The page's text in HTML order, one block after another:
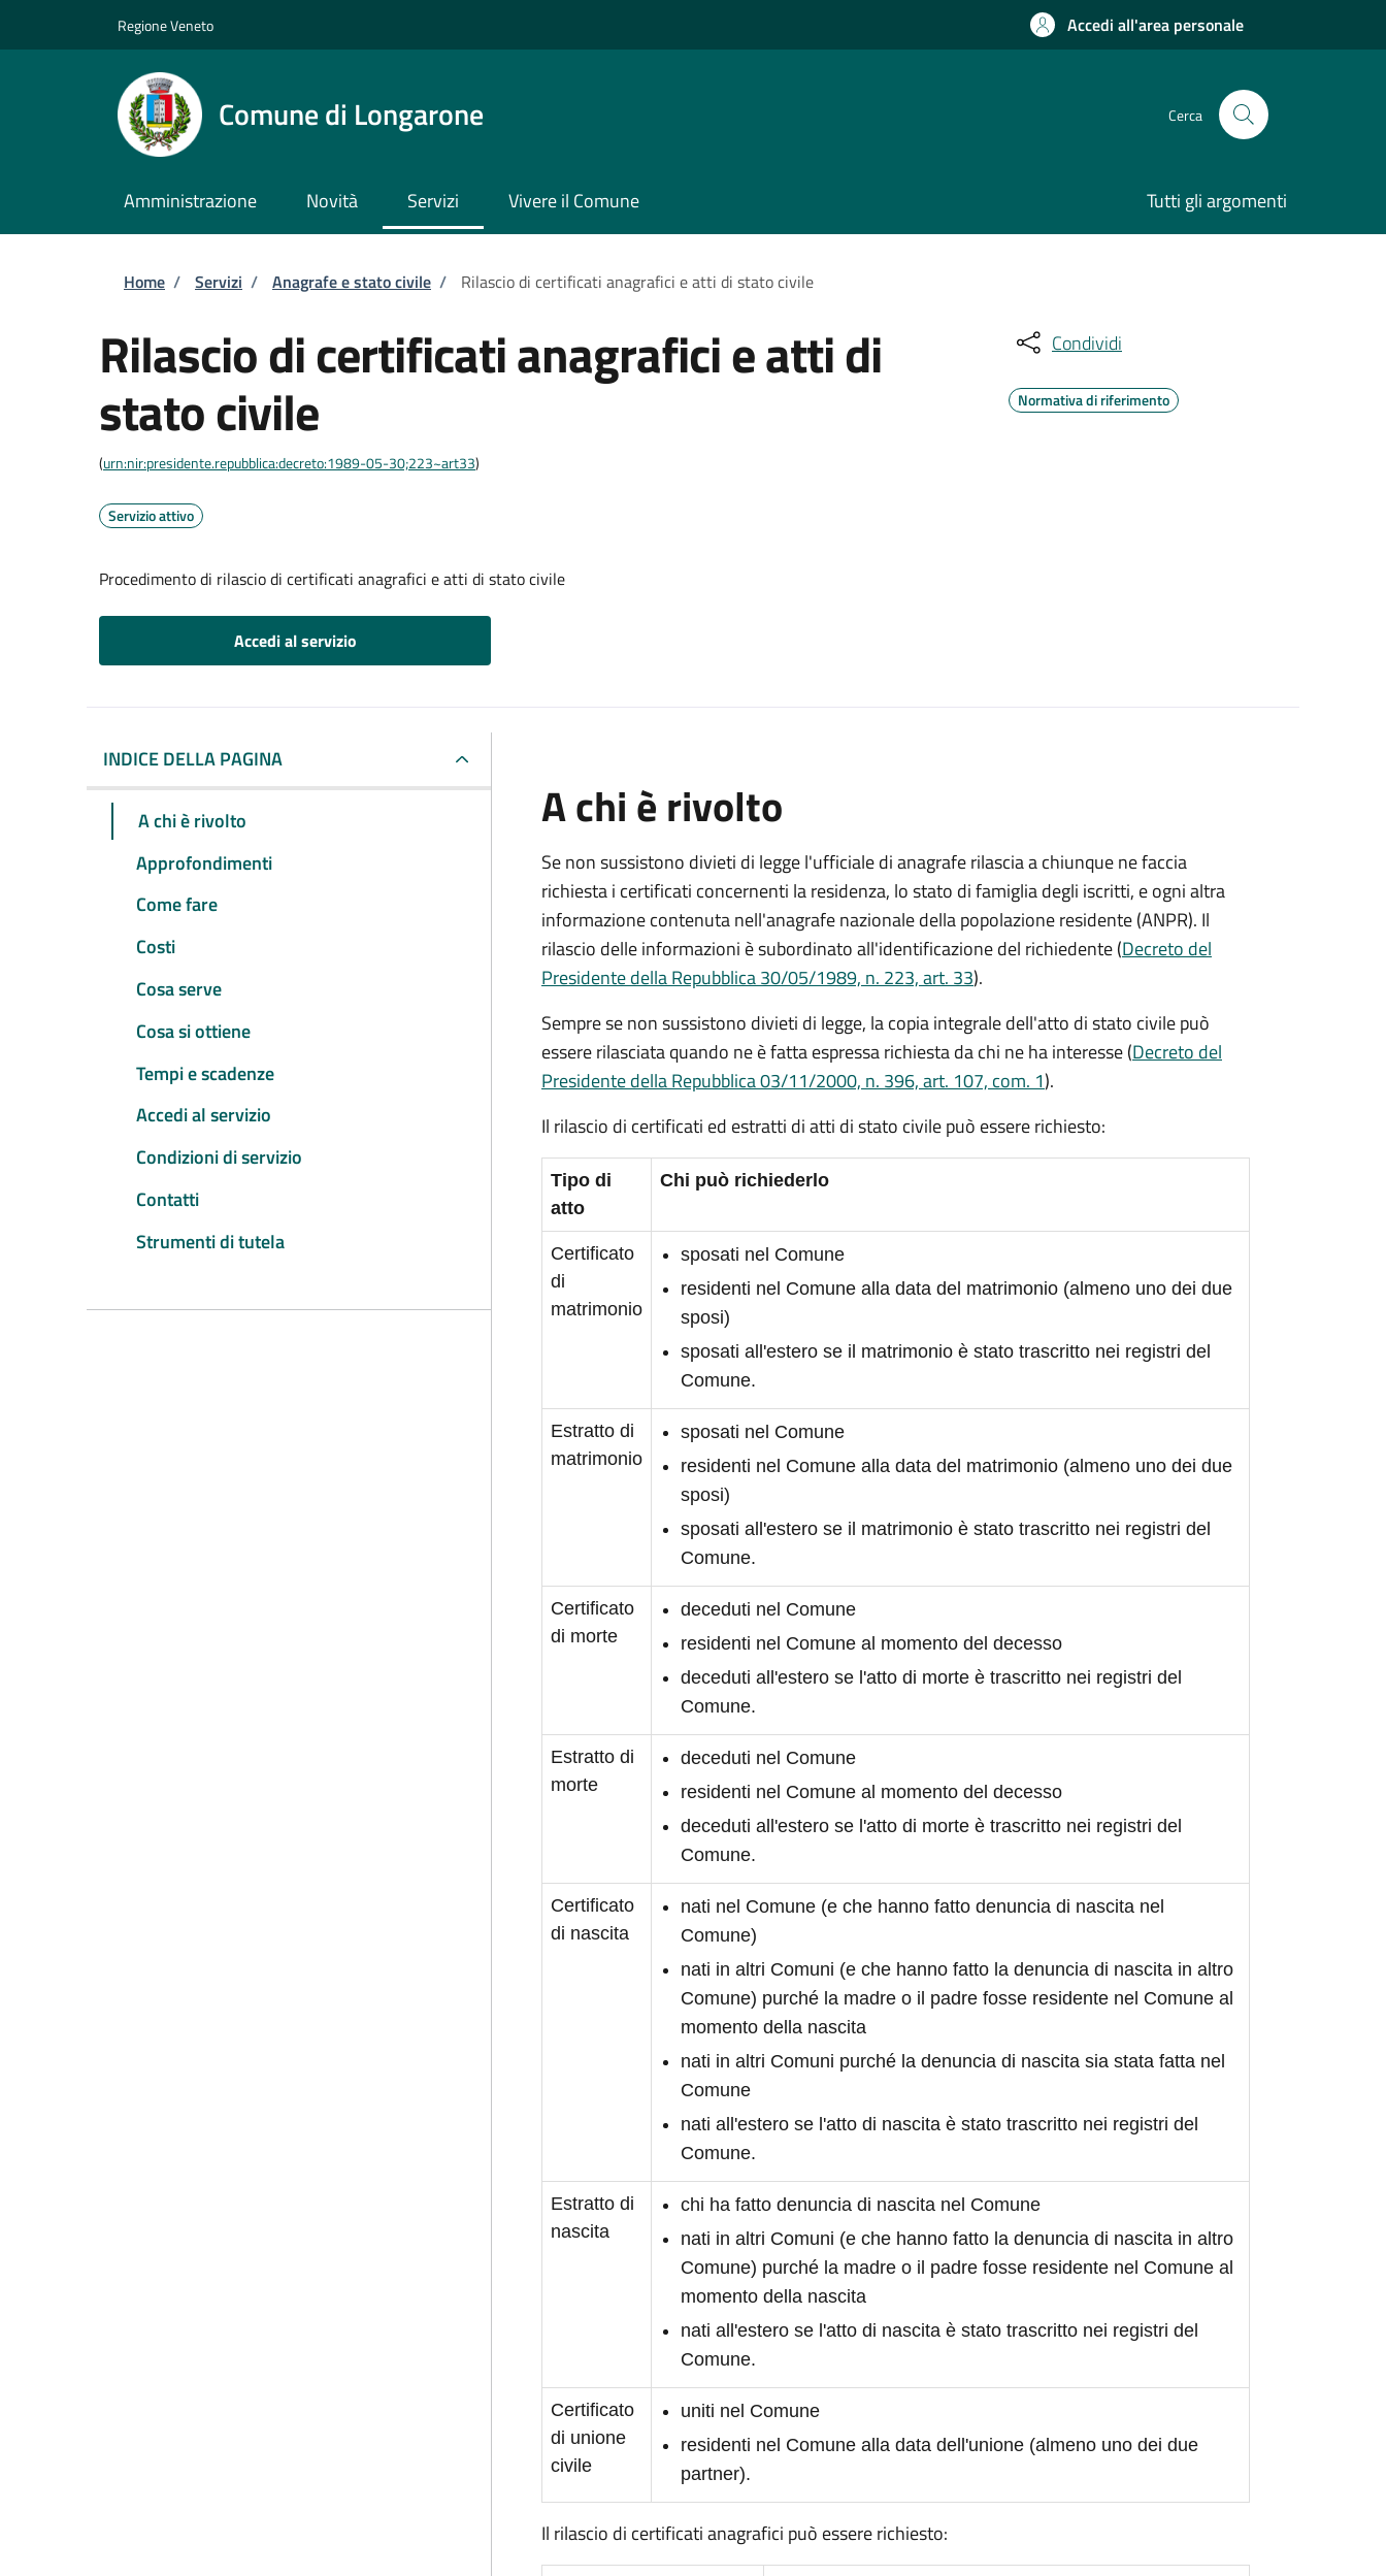
Regione Veneto Accedi all'area personale
Comune di Longarone Cerca
Amministrazione Novità Servizi Vivere il Comune Tutti gli argomenti
Briciole di pane
Home / Servizi / Anagrafe e stato civile / Rilascio di certificati anagrafici e atti di stato civile
Rilascio di certificati anagrafici e atti di
stato civile
(urn:nir:presidente.repubblica:decreto:1989-05-30;223~art33)
Servizio attivo
Procedimento di rilascio di certificati anagrafici e atti di stato civile
Accedi al servizio
Condividi
Normativa di riferimento
INDICE DELLA PAGINA
A chi è rivolto
Approfondimenti
Come fare
Costi
Cosa serve
Cosa si ottiene
Tempi e scadenze
Accedi al servizio
Condizioni di servizio
Contatti
Strumenti di tutela
A chi è rivolto
Se non sussistono divieti di legge l'ufficiale di anagrafe rilascia a chiunque ne faccia
richiesta i certificati concernenti la residenza, lo stato di famiglia degli iscritti, e ogni altra
informazione contenuta nell'anagrafe nazionale della popolazione residente (ANPR). Il
rilascio delle informazioni è subordinato all'identificazione del richiedente (Decreto del
Presidente della Repubblica 30/05/1989, n. 223, art. 33).
Sempre se non sussistono divieti di legge, la copia integrale dell'atto di stato civile può
essere rilasciata quando ne è fatta espressa richiesta da chi ne ha interesse (Decreto del
Presidente della Repubblica 03/11/2000, n. 396, art. 107, com. 1).
Il rilascio di certificati ed estratti di atti di stato civile può essere richiesto:
Tipo di
atto
Chi può richiederlo
Certificato
di
matrimonio
sposati nel Comune
residenti nel Comune alla data del matrimonio (almeno uno dei due
sposi)
sposati all'estero se il matrimonio è stato trascritto nei registri del
Comune.
Estratto di
matrimonio
sposati nel Comune
residenti nel Comune alla data del matrimonio (almeno uno dei due
sposi)
sposati all'estero se il matrimonio è stato trascritto nei registri del
Comune.
Certificato
di morte
deceduti nel Comune
residenti nel Comune al momento del decesso
deceduti all'estero se l'atto di morte è trascritto nei registri del
Comune.
Estratto di
morte
deceduti nel Comune
residenti nel Comune al momento del decesso
deceduti all'estero se l'atto di morte è trascritto nei registri del
Comune.
Certificato
di nascita
nati nel Comune (e che hanno fatto denuncia di nascita nel
Comune)
nati in altri Comuni (e che hanno fatto la denuncia di nascita in altro
Comune) purché la madre o il padre fosse residente nel Comune al
momento della nascita
nati in altri Comuni purché la denuncia di nascita sia stata fatta nel
Comune
nati all'estero se l'atto di nascita è stato trascritto nei registri del
Comune.
Estratto di
nascita
chi ha fatto denuncia di nascita nel Comune
nati in altri Comuni (e che hanno fatto la denuncia di nascita in altro
Comune) purché la madre o il padre fosse residente nel Comune al
momento della nascita
nati all'estero se l'atto di nascita è stato trascritto nei registri del
Comune.
Certificato
di unione
civile
uniti nel Comune
residenti nel Comune alla data dell'unione (almeno uno dei due
partner).
Il rilascio di certificati anagrafici può essere richiesto: